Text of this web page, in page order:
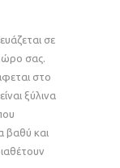
σε
σας.
στο
ξύλινα
βαθύ και